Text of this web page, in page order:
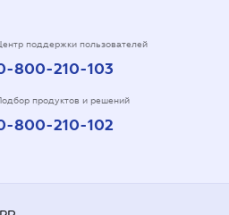
поддержки пользователей
800-210-103
продуктов и решений
800-210-102